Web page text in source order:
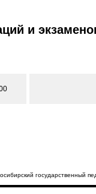
и
государственный